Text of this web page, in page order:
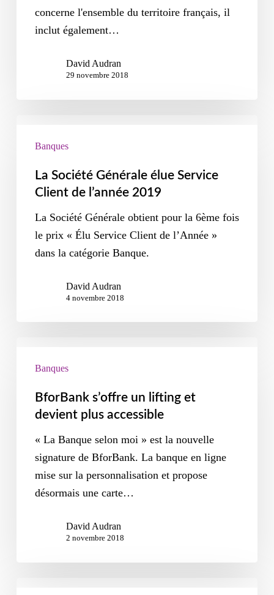
concerne l'ensemble du territoire français, il
inclut également…
David Audran
29 novembre 2018
Banques
La Société Générale élue Service
Client de l’année 2019
La Société Générale obtient pour la 6ème fois
le prix « Élu Service Client de l’Année »
dans la catégorie Banque.
David Audran
4 novembre 2018
Banques
BforBank s’offre un lifting et
devient plus accessible
« La Banque selon moi » est la nouvelle
signature de BforBank. La banque en ligne
mise sur la personnalisation et propose
désormais une carte…
David Audran
2 novembre 2018